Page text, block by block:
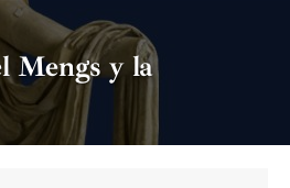
Mengs y la